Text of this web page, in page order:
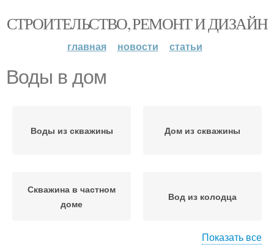
СТРОИТЕЛЬСТВО, РЕМОНТ И ДИЗАЙН
главная новости статьи
Воды в дом
Воды из скважины Дом из скважины
Скважина в частном
доме
Вод из колодца
Показать все